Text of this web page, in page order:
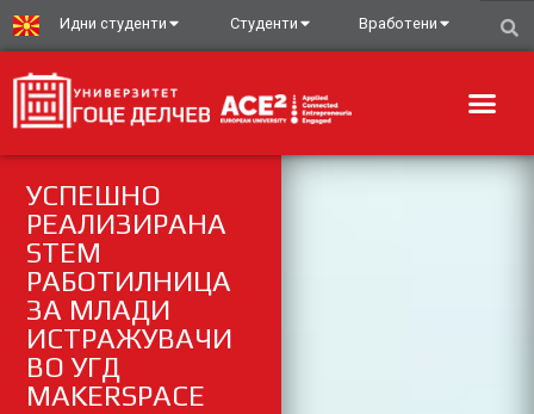
Идни студенти Студенти Вработени
УСПЕШНО
РЕАЛИЗИРАНА
STEM
РАБОТИЛНИЦА
ЗА МЛАДИ
ИСТРАЖУВАЧИ
ВО УГД
MAKERSPACE